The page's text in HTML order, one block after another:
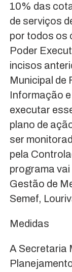
10% das
de serviços
por todos os
Poder
incisos
Municipal de
Informação
executar
plano de
ser
pela
programa vai
Gestão de
Semef,
Medidas
A Secretaria